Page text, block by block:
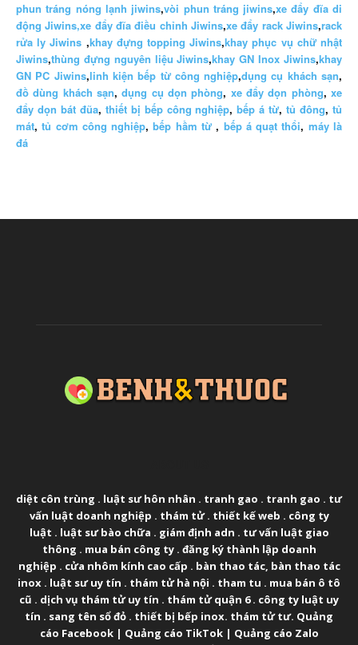
phun tráng nóng lạnh jiwins,vòi phun tráng jiwins,xe đẩy đĩa di
động Jiwins,xe đẩy đĩa điều chỉnh Jiwins,xe đẩy rack Jiwins,rack
rửa ly Jiwins ,khay đựng topping Jiwins,khay phục vụ chữ nhật
Jiwins,thùng đựng nguyên liệu Jiwins,khay GN Inox Jiwins,khay
GN PC Jiwins,linh kiện bếp từ công nghiệp,dụng cụ khách sạn,
đồ dùng khách sạn,dụng cụ dọn phòng, xe đẩy dọn phòng,xe
đẩy dọn bát đũa, thiết bị bếp công nghiệp,bếp á từ,tủ đông,tủ
mát,tủ cơm công nghiệp,bếp hầm từ , bếp á quạt thổi, máy là
đá
diệt côn trùng . luật sư hôn nhân . tranh gao . tranh gao . tư
vấn luật doanh nghiệp . thám tử. thiết kế web . công ty
luật . luật sư bào chữa . giám định adn . tư vấn luật giao
thông . mua bán công ty. đăng ký thành lập doanh
nghiệp . cửa nhôm kính cao cấp . bàn thao tác, bàn thao tác
inox . luật sư uy tín . thám tử hà nội . tham tu . mua bán ô tô
cũ . dịch vụ thám tử uy tín . thám tử quận 6. công ty luật uy
tín . sang tên sổ đỏ . thiết bị bếp inox. thám tử tư. Quảng
cáo Facebook| Quảng cáo TikTok| Quảng cáo Zalo